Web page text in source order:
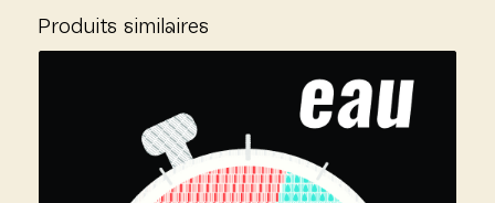
Produits similaires